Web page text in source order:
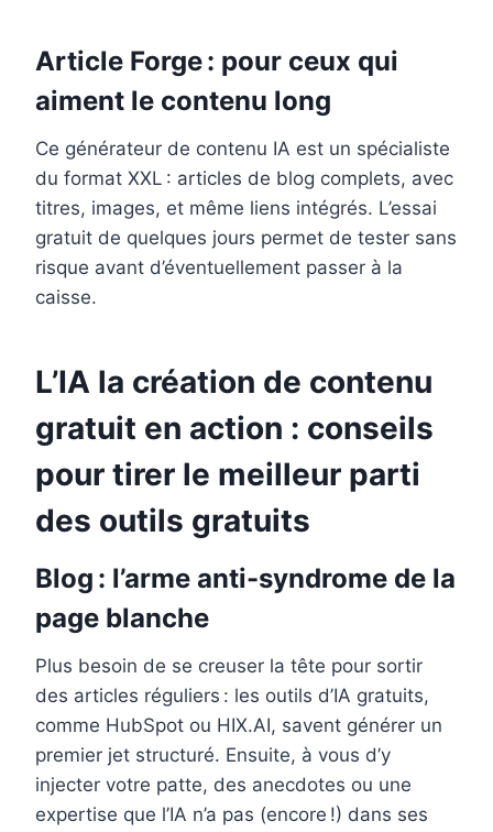
Article Forge : pour ceux qui
aiment le contenu long
Ce générateur de contenu IA est un spécialiste
du format XXL : articles de blog complets, avec
titres, images, et même liens intégrés. L’essai
gratuit de quelques jours permet de tester sans
risque avant d’éventuellement passer à la
caisse.
L’IA la création de contenu
gratuit en action : conseils
pour tirer le meilleur parti
des outils gratuits
Blog : l’arme anti-syndrome de la
page blanche
Plus besoin de se creuser la tête pour sortir
des articles réguliers : les outils d’IA gratuits,
comme HubSpot ou HIX.AI, savent générer un
premier jet structuré. Ensuite, à vous d’y
injecter votre patte, des anecdotes ou une
expertise que l’IA n’a pas (encore !) dans ses